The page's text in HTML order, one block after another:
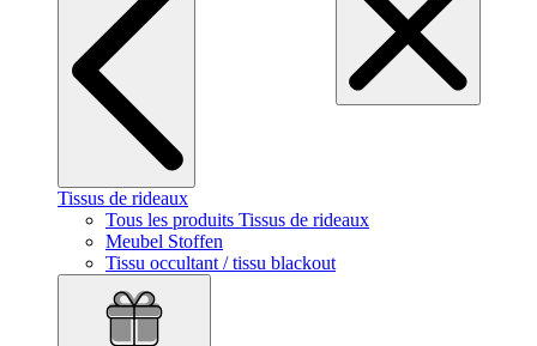
Tissus de rideaux
Tous les produits Tissus de rideaux
Meubel Stoffen
Tissu occultant / tissu blackout